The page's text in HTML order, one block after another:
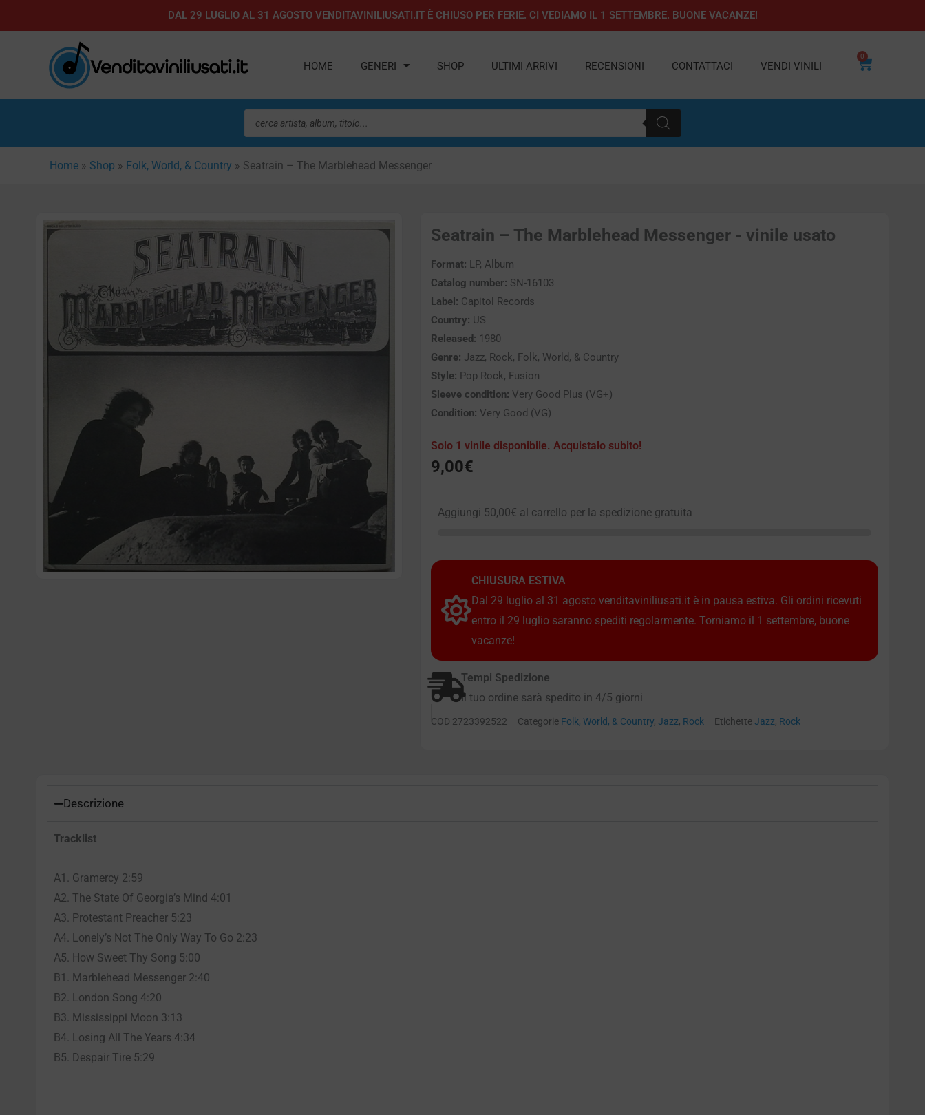
al
DAL 29 LUGLIO AL 31 AGOSTO VENDITAVINILIUSATI.IT È CHIUSO PER FERIE. CI VEDIAMO IL 1 SETTEMBRE. BUONE VACANZE!
HOME GENERI SHOP ULTIMI ARRIVI RECENSIONI CONTATTACI VENDI VINILI
0
Carrello
Ricerca
prodotti
Home » Shop » Folk, World, & Country » Seatrain – The Marblehead Messenger
Seatrain – The Marblehead Messenger - vinile usato
Format: LP, Album
Catalog number: SN-16103
Label: Capitol Records
Country: US
Released: 1980
Genre: Jazz, Rock, Folk, World, & Country
Style: Pop Rock, Fusion
Sleeve condition: Very Good Plus (VG+)
Condition: Very Good (VG)
Solo 1 vinile disponibile. Acquistalo subito!
9,00€
Aggiungi 50,00€ al carrello per la spedizione gratuita
CHIUSURA ESTIVA
Dal 29 luglio al 31 agosto venditaviniliusati.it è in pausa estiva. Gli ordini ricevuti
entro il 29 luglio saranno spediti regolarmente. Torniamo il 1 settembre, buone
vacanze!
Tempi Spedizione
Il tuo ordine sarà spedito in 4/5 giorni
COD 2723392522 Categorie Folk, World, & Country, Jazz, Rock EtichetteJazz, Rock
Descrizione
Tracklist
A1. Gramercy 2:59
A2. The State Of Georgia’s Mind 4:01
A3. Protestant Preacher 5:23
A4. Lonely’s Not The Only Way To Go 2:23
A5. How Sweet Thy Song 5:00
B1. Marblehead Messenger 2:40
B2. London Song 4:20
B3. Mississippi Moon 3:13
B4. Losing All The Years 4:34
B5. Despair Tire 5:29